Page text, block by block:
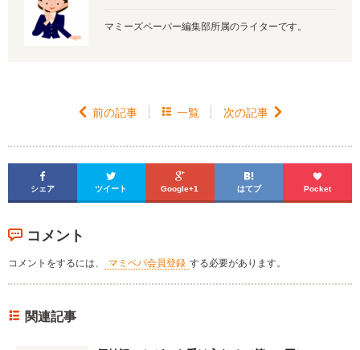
マミーズペーパー編集部所属のライターです。
 前の記事  一覧 次の記事 

シェア

ツイート

Google+1

はてブ

Pocket
コメント
コメントをするには、 マミペパ会員登録 する必要があります。
関連記事